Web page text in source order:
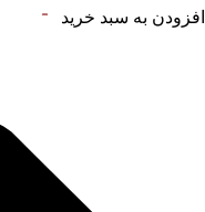
افزودن به سبد خرید